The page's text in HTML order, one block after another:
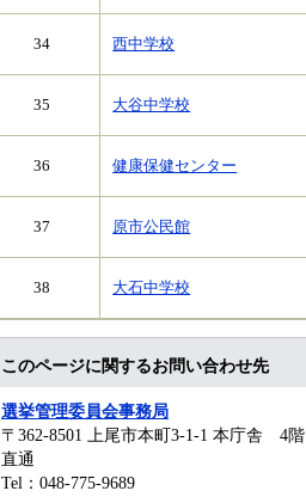
34 西中学校
35 大谷中学校
36 健康保健センター
37 原市公民館
38 大石中学校
このページに関するお問い合わせ先
選挙管理委員会事務局
〒362-8501 上尾市本町3-1-1 本庁舎 4階
直通
Tel：048-775-9689